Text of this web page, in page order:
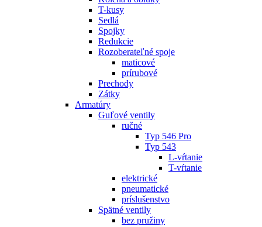
T-kusy
Sedlá
Spojky
Redukcie
Rozoberateľné spoje
maticové
prírubové
Prechody
Zátky
Armatúry
Guľové ventily
ručné
Typ 546 Pro
Typ 543
L-vŕtanie
T-vŕtanie
elektrické
pneumatické
príslušenstvo
Spätné ventily
bez pružiny